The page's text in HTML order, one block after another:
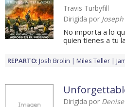
Travis Turbyfill
Dirigida por
No importa a lo
quien tienes a tu
REPARTO: Josh Brolin Miles Teller
Dirigida por